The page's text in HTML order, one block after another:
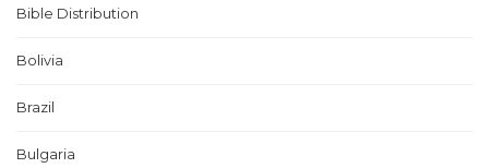
Bible Distribution
Bolivia
Brazil
Bulgaria